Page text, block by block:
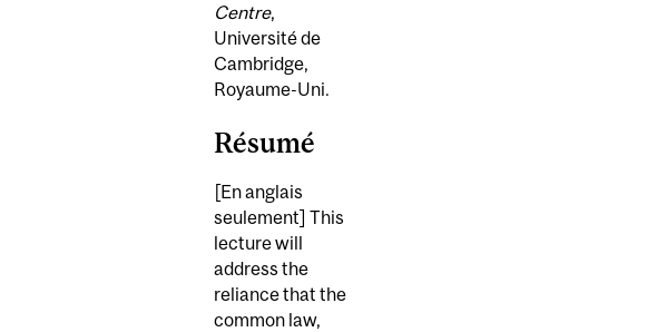
Centre,
Université de
Cambridge,
Royaume-Uni.
Résumé
[En anglais
seulement] This
lecture will
address the
reliance that the
common law,